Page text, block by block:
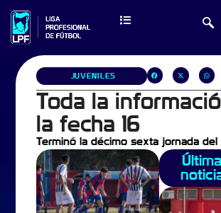
JUVENILES
Toda la
la fecha 16
Terminó la décimo sexta jornada del